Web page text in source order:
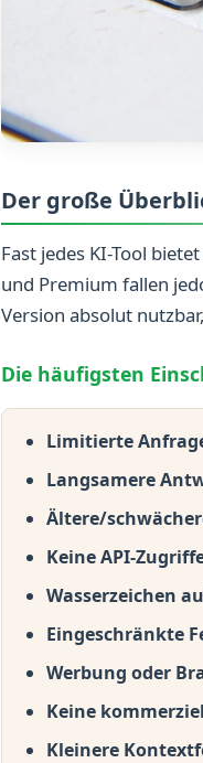
Der große
Fast jedes KI-Tool
und Premium fallen
Version absolut
Die häufigsten
Limitierte
Langsamere
Ältere/
Keine API-
Wasserzeichen
Eingeschränkte
Werbung oder
Keine
Kleinere